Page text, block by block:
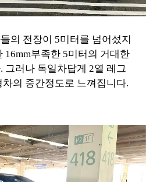
의 전장이 5미터를 넘어섰지
16mm부족한 5미터의 거대한
그러나 독일차답게 2열 레그
의 중간정도로 느껴집니다.